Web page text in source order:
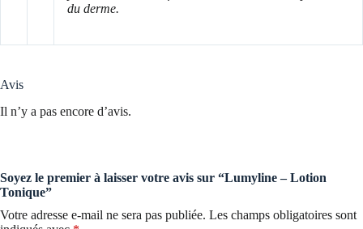
du derme.
Avis
Il n’y a pas encore d’avis.
Soyez le premier à laisser votre avis sur “Lumyline – Lotion
Tonique”
Votre adresse e-mail ne sera pas publiée. Les champs obligatoires sont